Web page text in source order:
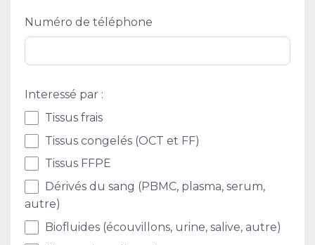
Numéro de téléphone
Interessé par :
Tissus frais
Tissus congelés (OCT et FF)
Tissus FFPE
Dérivés du sang (PBMC, plasma, serum,
autre)
Biofluides (écouvillons, urine, salive, autre)